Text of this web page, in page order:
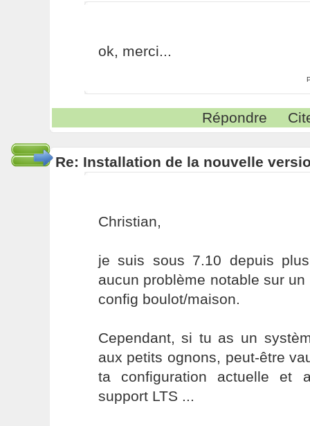
ok, merci...
Répondre
Re: Installation de la nouvelle
Christian,
je suis sous 7.10 depuis
aucun problème notable sur
config boulot/maison.
Cependant, si tu as un
aux petits ognons, peut-être
ta configuration actuelle et
support LTS ...